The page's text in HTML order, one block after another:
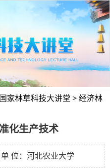
国家林草科技大讲堂 >经济林
化生产技术
位：河北农业大学